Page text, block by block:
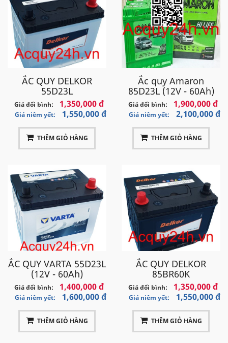
ẮC QUY DELKOR
55D23L
Giá đổi bình: 1,350,000 đ
Giá niêm yết: 1,550,000 đ
THÊM GIỎ HÀNG
Ắc quy Amaron
85D23L (12V - 60Ah)
Giá đổi bình: 1,900,000 đ
Giá niêm yết: 2,100,000 đ
THÊM GIỎ HÀNG
ẮC QUY VARTA 55D23L
(12V - 60Ah)
Giá đổi bình: 1,400,000 đ
Giá niêm yết: 1,600,000 đ
THÊM GIỎ HÀNG
ẮC QUY DELKOR
85BR60K
Giá đổi bình: 1,350,000 đ
Giá niêm yết: 1,550,000 đ
THÊM GIỎ HÀNG